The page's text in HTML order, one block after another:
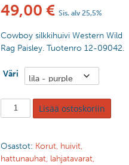
49,00 € Sis. alv 25,5%
Cowboy silkkihuivi Western Wild
Rag Paisley. Tuotenro 12-09042.
Väri
Lisää ostoskoriin
Osastot: Korut, huivit,
hattunauhat, lahjatavarat,